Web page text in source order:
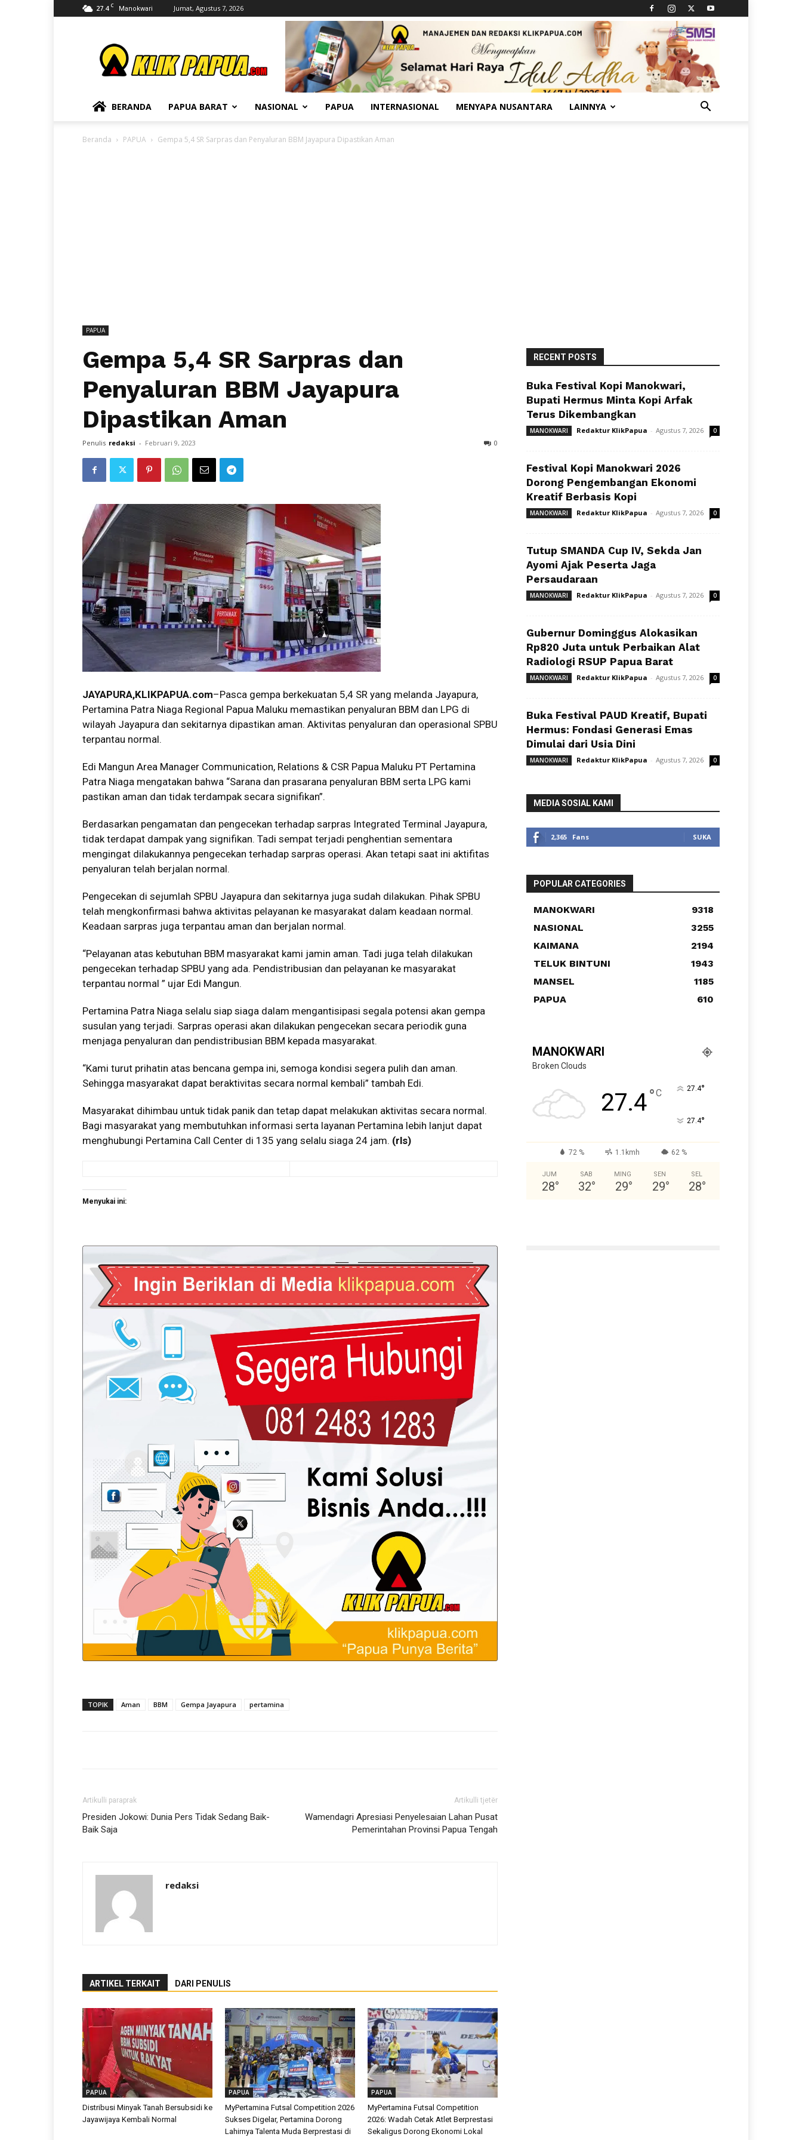
27.4 C Manokwari Jumat, Agustus 7, 2026
BERANDA PAPUA BARAT NASIONAL PAPUA INTERNASIONAL MENYAPA NUSANTARA LAINNYA
Beranda PAPUA Gempa 5,4 SR Sarpras dan Penyaluran BBM Jayapura Dipastikan Aman
PAPUA
Gempa 5,4 SR Sarpras dan
Penyaluran BBM Jayapura
Dipastikan Aman
Penulis redaksi - Februari 9, 2023 0
JAYAPURA,KLIKPAPUA.com–Pasca gempa berkekuatan 5,4 SR yang melanda Jayapura,
Pertamina Patra Niaga Regional Papua Maluku memastikan penyaluran BBM dan LPG di
wilayah Jayapura dan sekitarnya dipastikan aman. Aktivitas penyaluran dan operasional SPBU
terpantau normal.
Edi Mangun Area Manager Communication, Relations & CSR Papua Maluku PT Pertamina
Patra Niaga mengatakan bahwa “Sarana dan prasarana penyaluran BBM serta LPG kami
pastikan aman dan tidak terdampak secara signifikan”.
Berdasarkan pengamatan dan pengecekan terhadap sarpras Integrated Terminal Jayapura,
tidak terdapat dampak yang signifikan. Tadi sempat terjadi penghentian sementara
mengingat dilakukannya pengecekan terhadap sarpras operasi. Akan tetapi saat ini aktifitas
penyaluran telah berjalan normal.
Pengecekan di sejumlah SPBU Jayapura dan sekitarnya juga sudah dilakukan. Pihak SPBU
telah mengkonfirmasi bahwa aktivitas pelayanan ke masyarakat dalam keadaan normal.
Keadaan sarpras juga terpantau aman dan berjalan normal.
“Pelayanan atas kebutuhan BBM masyarakat kami jamin aman. Tadi juga telah dilakukan
pengecekan terhadap SPBU yang ada. Pendistribusian dan pelayanan ke masyarakat
terpantau normal ” ujar Edi Mangun.
Pertamina Patra Niaga selalu siap siaga dalam mengantisipasi segala potensi akan gempa
susulan yang terjadi. Sarpras operasi akan dilakukan pengecekan secara periodik guna
menjaga penyaluran dan pendistribusian BBM kepada masyarakat.
“Kami turut prihatin atas bencana gempa ini, semoga kondisi segera pulih dan aman.
Sehingga masyarakat dapat beraktivitas secara normal kembali” tambah Edi.
Masyarakat dihimbau untuk tidak panik dan tetap dapat melakukan aktivitas secara normal.
Bagi masyarakat yang membutuhkan informasi serta layanan Pertamina lebih lanjut dapat
menghubungi Pertamina Call Center di 135 yang selalu siaga 24 jam. (rls)
Menyukai ini:
TOPIK Aman BBM Gempa Jayapura pertamina
Artikulli paraprak
Presiden Jokowi: Dunia Pers Tidak Sedang Baik-
Baik Saja
Artikulli tjetër
Wamendagri Apresiasi Penyelesaian Lahan Pusat
Pemerintahan Provinsi Papua Tengah
redaksi
ARTIKEL TERKAIT DARI PENULIS
PAPUA
Distribusi Minyak Tanah Bersubsidi ke
Jayawijaya Kembali Normal
PAPUA
MyPertamina Futsal Competition 2026
Sukses Digelar, Pertamina Dorong
Lahirnya Talenta Muda Berprestasi di
PAPUA
MyPertamina Futsal Competition
2026: Wadah Cetak Atlet Berprestasi
Sekaligus Dorong Ekonomi Lokal
RECENT POSTS
Buka Festival Kopi Manokwari,
Bupati Hermus Minta Kopi Arfak
Terus Dikembangkan
MANOKWARI Redaktur KlikPapua - Agustus 7, 2026 0
Festival Kopi Manokwari 2026
Dorong Pengembangan Ekonomi
Kreatif Berbasis Kopi
MANOKWARI Redaktur KlikPapua - Agustus 7, 2026 0
Tutup SMANDA Cup IV, Sekda Jan
Ayomi Ajak Peserta Jaga
Persaudaraan
MANOKWARI Redaktur KlikPapua - Agustus 7, 2026 0
Gubernur Dominggus Alokasikan
Rp820 Juta untuk Perbaikan Alat
Radiologi RSUP Papua Barat
MANOKWARI Redaktur KlikPapua - Agustus 7, 2026 0
Buka Festival PAUD Kreatif, Bupati
Hermus: Fondasi Generasi Emas
Dimulai dari Usia Dini
MANOKWARI Redaktur KlikPapua - Agustus 7, 2026 0
MEDIA SOSIAL KAMI
2,365 Fans SUKA
POPULAR CATEGORIES
MANOKWARI
9318
NASIONAL
3255
KAIMANA
2194
TELUK BINTUNI
1943
MANSEL
1185
PAPUA
610
MANOKWARI
Broken Clouds
27.4°C 27.4°
27.4°
72 % 1.1kmh 62 %
JUM
28°
SAB
32°
MING
29°
SEN
29°
SEL
28°